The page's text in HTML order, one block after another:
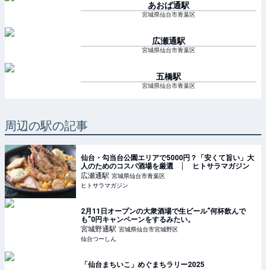
あおば通駅
宮城県仙台市青葉区
広瀬通駅
宮城県仙台市青葉区
五橋駅
宮城県仙台市青葉区
周辺の駅の記事
仙台・勾当台公園エリアで5000円？「安くて旨い」大
人のためのコスパ酒場を厳選 │ ヒトサラマガジン
広瀬通駅 宮城県仙台市青葉区
ヒトサラマガジン
2月11日オープンの大衆酒場で生ビール”何杯飲んで
も”0円キャンペーンをするみたい。
宮城野通駅 宮城県仙台市宮城野区
仙台つーしん
「仙台まちいこ」めぐまちラリー2025